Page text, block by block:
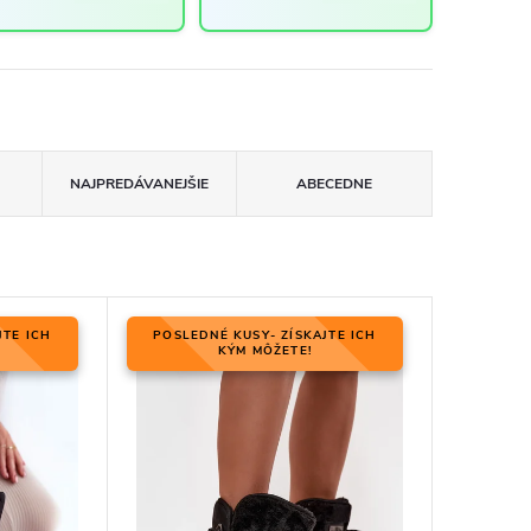
NAJPREDÁVANEJŠIE ABECEDNE
ICH
POSLEDNÉ KUSY- ZÍSKAJTE ICH
KÝM MÔŽETE!